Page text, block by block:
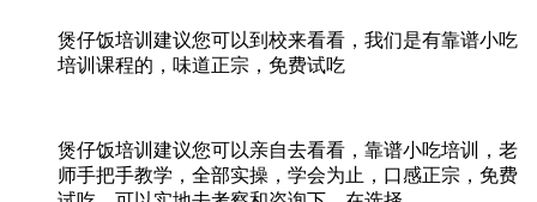
煲仔饭培训建议您可以到校来看看，我们是有靠谱小吃
培训课程的，味道正宗，免费试吃
煲仔饭培训建议您可以亲自去看看，靠谱小吃培训，老
师手把手教学，全部实操，学会为止，口感正宗，免费